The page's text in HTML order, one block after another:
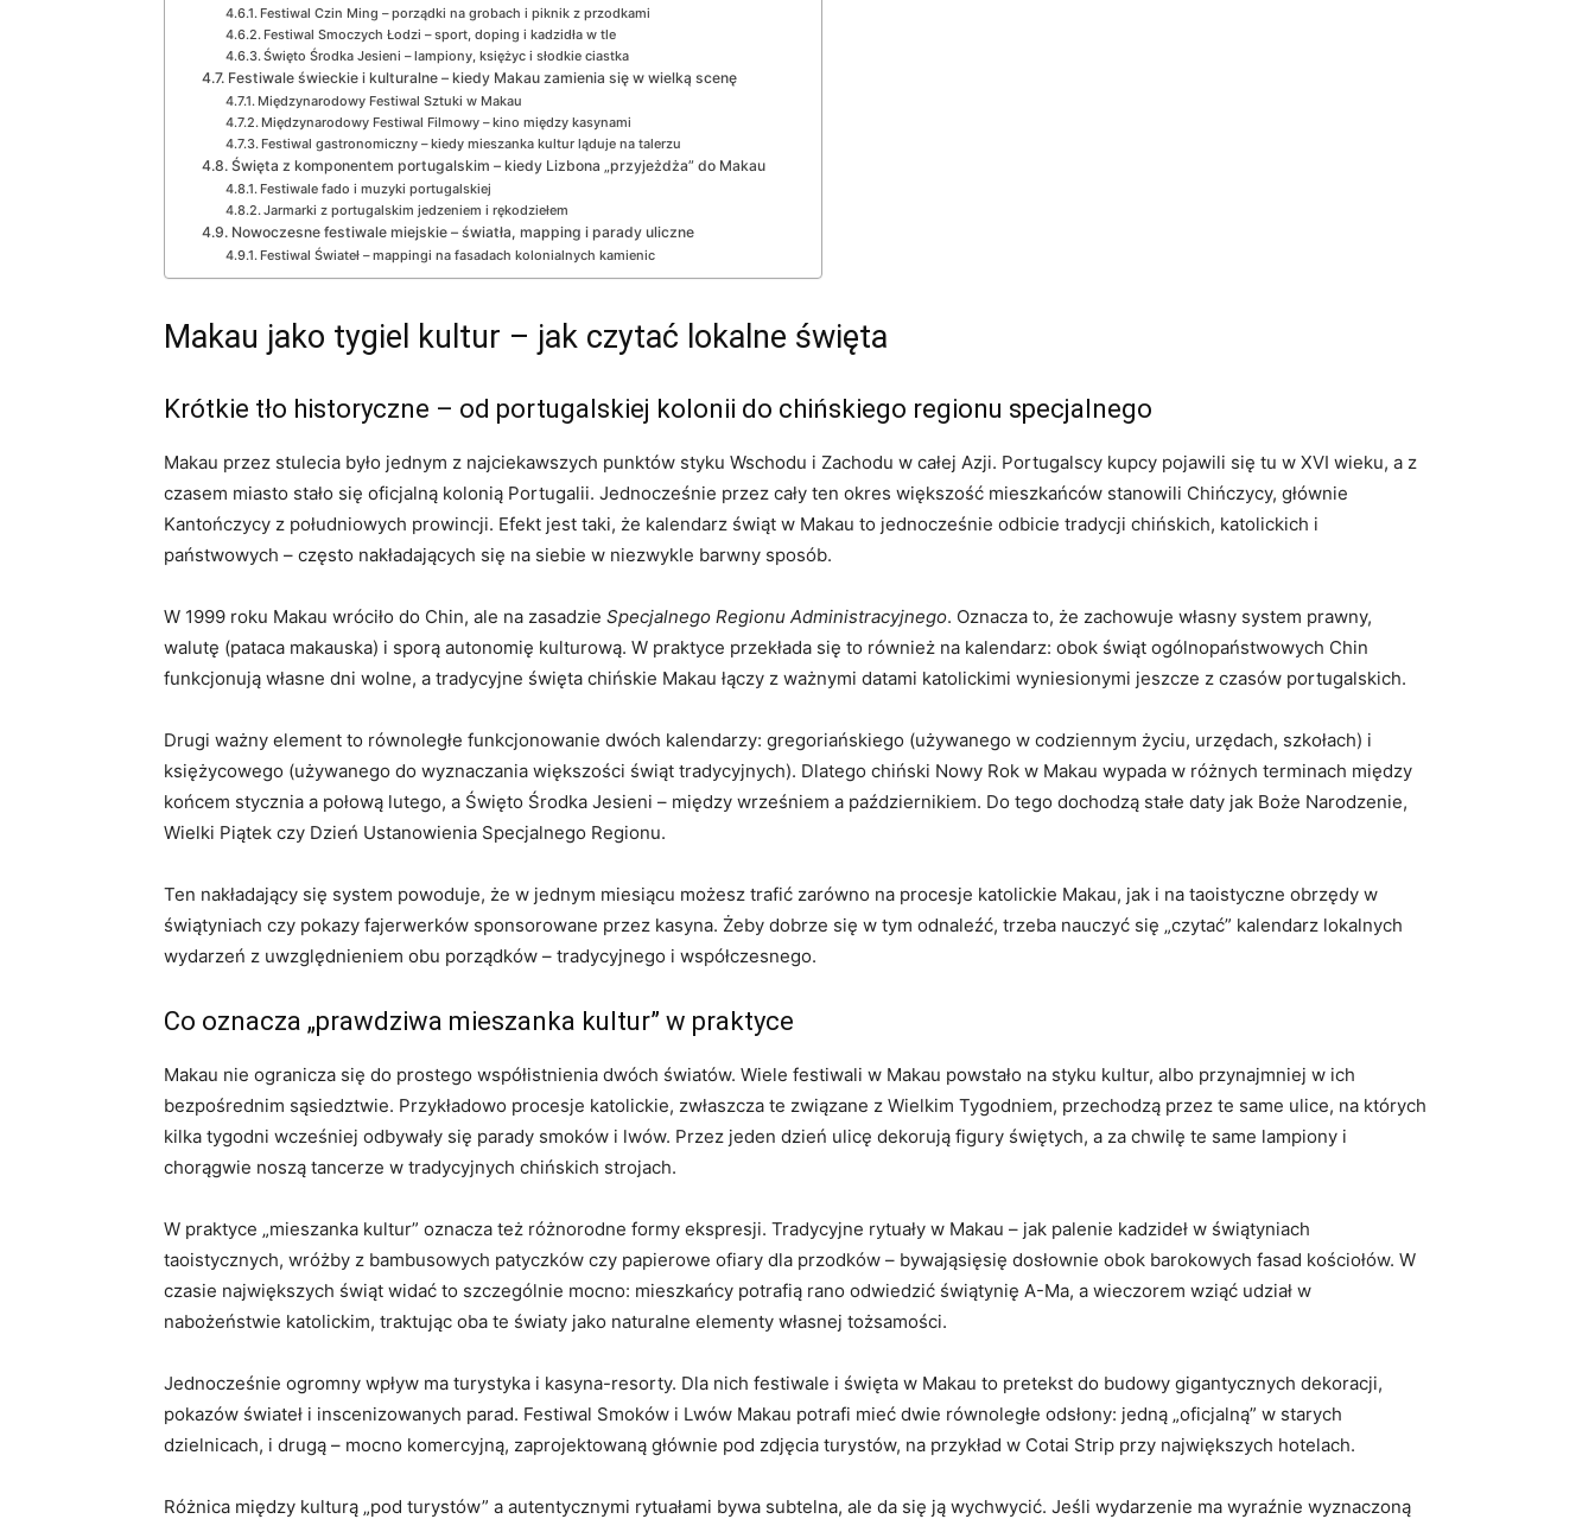
Festiwal Czin Ming – porządki na grobach i piknik z przodkami
Festiwal Smoczych Łodzi – sport, doping i kadzidła w tle
Święto Środka Jesieni – lampiony, księżyc i słodkie ciastka
Festiwale świeckie i kulturalne – kiedy Makau zamienia się w wielką scenę
Międzynarodowy Festiwal Sztuki w Makau
Międzynarodowy Festiwal Filmowy – kino między kasynami
Festiwal gastronomiczny – kiedy mieszanka kultur ląduje na talerzu
Święta z komponentem portugalskim – kiedy Lizbona „przyjeżdża” do Makau
Festiwale fado i muzyki portugalskiej
Jarmarki z portugalskim jedzeniem i rękodziełem
Nowoczesne festiwale miejskie – światła, mapping i parady uliczne
Festiwal Świateł – mappingi na fasadach kolonialnych kamienic
Makau jako tygiel kultur – jak czytać lokalne święta
Krótkie tło historyczne – od portugalskiej kolonii do chińskiego regionu specjalnego
Makau przez stulecia było jednym z najciekawszych punktów styku Wschodu i Zachodu w całej Azji. Portugalscy kupcy pojawili się tu w XVI wieku, a z
czasem miasto stało się oficjalną kolonią Portugalii. Jednocześnie przez cały ten okres większość mieszkańców stanowili Chińczycy, głównie
Kantończycy z południowych prowincji. Efekt jest taki, że kalendarz świąt w Makau to jednocześnie odbicie tradycji chińskich, katolickich i
państwowych – często nakładających się na siebie w niezwykle barwny sposób.
W 1999 roku Makau wróciło do Chin, ale na zasadzie Specjalnego Regionu Administracyjnego. Oznacza to, że zachowuje własny system prawny,
walutę (pataca makauska) i sporą autonomię kulturową. W praktyce przekłada się to również na kalendarz: obok świąt ogólnopaństwowych Chin
funkcjonują własne dni wolne, a tradycyjne święta chińskie Makau łączy z ważnymi datami katolickimi wyniesionymi jeszcze z czasów portugalskich.
Drugi ważny element to równoległe funkcjonowanie dwóch kalendarzy: gregoriańskiego (używanego w codziennym życiu, urzędach, szkołach) i
księżycowego (używanego do wyznaczania większości świąt tradycyjnych). Dlatego chiński Nowy Rok w Makau wypada w różnych terminach między
końcem stycznia a połową lutego, a Święto Środka Jesieni – między wrześniem a październikiem. Do tego dochodzą stałe daty jak Boże Narodzenie,
Wielki Piątek czy Dzień Ustanowienia Specjalnego Regionu.
Ten nakładający się system powoduje, że w jednym miesiącu możesz trafić zarówno na procesje katolickie Makau, jak i na taoistyczne obrzędy w
świątyniach czy pokazy fajerwerków sponsorowane przez kasyna. Żeby dobrze się w tym odnaleźć, trzeba nauczyć się „czytać” kalendarz lokalnych
wydarzeń z uwzględnieniem obu porządków – tradycyjnego i współczesnego.
Co oznacza „prawdziwa mieszanka kultur” w praktyce
Makau nie ogranicza się do prostego współistnienia dwóch światów. Wiele festiwali w Makau powstało na styku kultur, albo przynajmniej w ich
bezpośrednim sąsiedztwie. Przykładowo procesje katolickie, zwłaszcza te związane z Wielkim Tygodniem, przechodzą przez te same ulice, na których
kilka tygodni wcześniej odbywały się parady smoków i lwów. Przez jeden dzień ulicę dekorują figury świętych, a za chwilę te same lampiony i
chorągwie noszą tancerze w tradycyjnych chińskich strojach.
W praktyce „mieszanka kultur” oznacza też różnorodne formy ekspresji. Tradycyjne rytuały w Makau – jak palenie kadzideł w świątyniach
taoistycznych, wróżby z bambusowych patyczków czy papierowe ofiary dla przodków – bywająsięsię dosłownie obok barokowych fasad kościołów. W
czasie największych świąt widać to szczególnie mocno: mieszkańcy potrafią rano odwiedzić świątynię A-Ma, a wieczorem wziąć udział w
nabożeństwie katolickim, traktując oba te światy jako naturalne elementy własnej tożsamości.
Jednocześnie ogromny wpływ ma turystyka i kasyna-resorty. Dla nich festiwale i święta w Makau to pretekst do budowy gigantycznych dekoracji,
pokazów świateł i inscenizowanych parad. Festiwal Smoków i Lwów Makau potrafi mieć dwie równoległe odsłony: jedną „oficjalną” w starych
dzielnicach, i drugą – mocno komercyjną, zaprojektowaną głównie pod zdjęcia turystów, na przykład w Cotai Strip przy największych hotelach.
Różnica między kulturą „pod turystów” a autentycznymi rytuałami bywa subtelna, ale da się ją wychwycić. Jeśli wydarzenie ma wyraźnie wyznaczoną